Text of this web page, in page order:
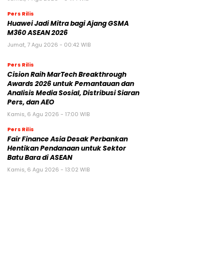
Pers Rilis
Huawei Jadi Mitra bagi Ajang GSMA
M360 ASEAN 2026
Jumat, 7 Agu 2026 - 00:42 WIB
Pers Rilis
Cision Raih MarTech Breakthrough
Awards 2026 untuk Pemantauan dan
Analisis Media Sosial, Distribusi Siaran
Pers, dan AEO
Kamis, 6 Agu 2026 - 17:00 WIB
Pers Rilis
Fair Finance Asia Desak Perbankan
Hentikan Pendanaan untuk Sektor
Batu Bara di ASEAN
Kamis, 6 Agu 2026 - 13:02 WIB